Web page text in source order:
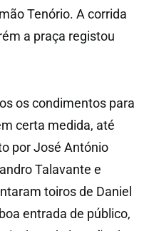
Tenório. A corrida
a praça registou
os condimentos para
certa medida, até
por José António
Talavante e
toiros de Daniel
entrada de público,